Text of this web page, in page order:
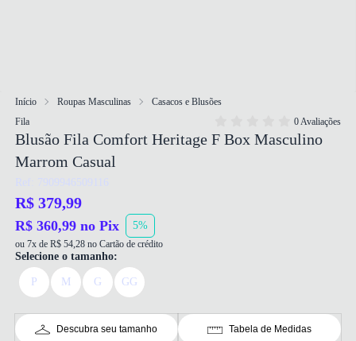
Início Roupas Masculinas
Casacos e Blusões
Fila
0 Avaliações
Blusão Fila Comfort Heritage F Box Masculino
Marrom Casual
Ref: 7909946509116
R$ 379,99
R$ 360,99 no Pix 5%
ou 7x de R$ 54,28 no Cartão de crédito
Selecione o tamanho:
P M G GG
Descubra seu tamanho Tabela de Medidas